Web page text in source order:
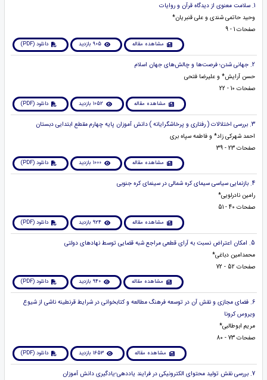
1. سلامت معنوی از دیدگاه قرآن و روایات
وحید حاتمی شندی و علی قنبریان*
صفحات 1 - 9
مشاهده مقاله 905 بازدید دانلود (PDF)
2. جهانی شدن؛ فرصت‌ها و چالش‌های جهان اسلام
حسن آرایش* و علیرضا فتحی
صفحات 10 - 22
مشاهده مقاله 1052 بازدید دانلود (PDF)
3. بررسی اختلالات ( رفتاری و پرخاشگرایانه ) دانش آموزان پایه چهارم مقطع ابتدایی دبستان
احمد شهرکی زاد* و فاطمه سپاه بری
صفحات 23 - 39
مشاهده مقاله 1000 بازدید دانلود (PDF)
4. بازنمایی سیاسی سیمای کره شمالی در سینمای کره جنوبی
رامین نادرلویی*
صفحات 40 - 51
مشاهده مقاله 924 بازدید دانلود (PDF)
5. امکان اعتراض نسبت به آرای قطعی مراجع شبه قضایی توسط نهاد‌های دولتی
محمدامین دباغی*
صفحات 52 - 72
مشاهده مقاله 940 بازدید دانلود (PDF)
6. فضای مجازی و نقش آن در توسعه فرهنگ مطالعه و کتابخوانی در شرایط قرنطینه ناشی از شیوع
ویروس کرونا
مریم ابوطالبی*
صفحات 73 - 80
مشاهده مقاله 1653 بازدید دانلود (PDF)
7. بررسی نقش تولید محتوای الکترونیکی در فرایند یاددهی-یادگیری دانش آموزان